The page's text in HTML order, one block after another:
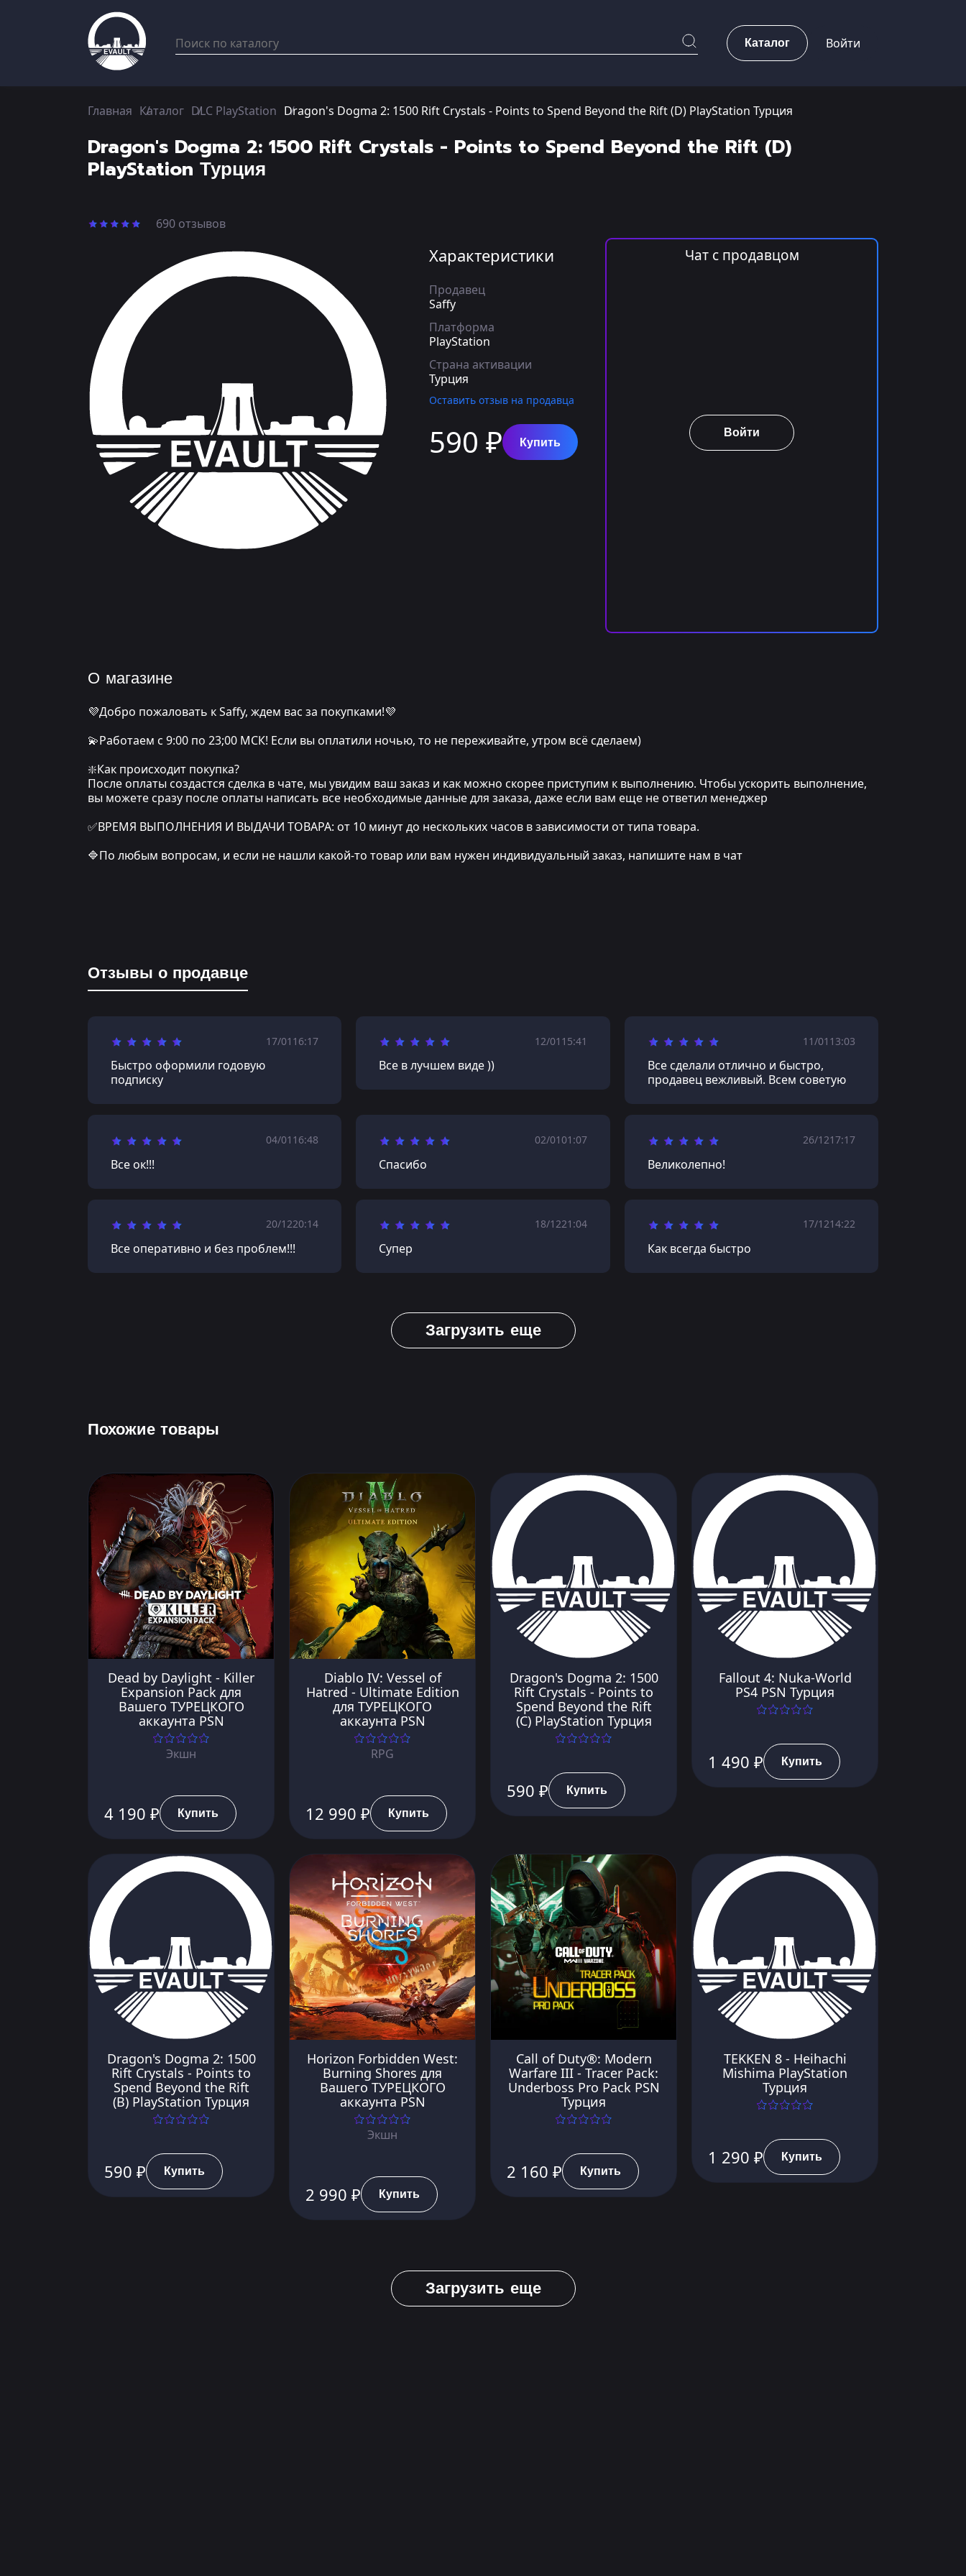
Каталог Войти
Главная Каталог DLC PlayStation Dragon's Dogma 2: 1500 Rift Crystals - Points to Spend Beyond the Rift (D) PlayStation Турция
Dragon's Dogma 2: 1500 Rift Crystals - Points to Spend Beyond the Rift (D)
PlayStation Турция
690 отзывов
Характеристики
Продавец
Saffy
Платформа
PlayStation
Страна активации
Турция
Оставить отзыв на продавца
590 ₽ Купить
Чат с продавцом
Войти
О магазине
💜Добро пожаловать к Saffy, ждем вас за покупками!💜
💫Работаем с 9:00 по 23;00 МСК! Если вы оплатили ночью, то не переживайте, утром всё сделаем)
❇️Как происходит покупка?
После оплаты создастся сделка в чате, мы увидим ваш заказ и как можно скорее приступим к выполнению. Чтобы ускорить выполнение,
вы можете сразу после оплаты написать все необходимые данные для заказа, даже если вам еще не ответил менеджер
✅ВРЕМЯ ВЫПОЛНЕНИЯ И ВЫДАЧИ ТОВАРА: от 10 минут до нескольких часов в зависимости от типа товара.
🔷По любым вопросам, и если не нашли какой-то товар или вам нужен индивидуальный заказ, напишите нам в чат
Отзывы о продавце
17/01 16:17
Быстро оформили годовую
подписку
12/01 15:41
Все в лучшем виде ))
11/01 13:03
Все сделали отлично и быстро,
продавец вежливый. Всем советую
04/01 16:48
Все ок!!!
02/0101:07
Спасибо
26/1217:17
Великолепно!
20/1220:14
Все оперативно и без проблем!!!
18/1221:04
Супер
17/1214:22
Как всегда быстро
Загрузить еще
Похожие товары
Dead by Daylight - Killer
Expansion Pack для
Вашего ТУРЕЦКОГО
аккаунта PSN
Экшн
4 190 ₽ Купить
Diablo IV: Vessel of
Hatred - Ultimate Edition
для ТУРЕЦКОГО
аккаунта PSN
RPG
12 990 ₽ Купить
Dragon's Dogma 2: 1500
Rift Crystals - Points to
Spend Beyond the Rift
(C) PlayStation Турция
590 ₽ Купить
Fallout 4: Nuka-World
PS4 PSN Турция
1 490 ₽ Купить
Dragon's Dogma 2: 1500
Rift Crystals - Points to
Spend Beyond the Rift
(B) PlayStation Турция
590 ₽ Купить
Horizon Forbidden West:
Burning Shores для
Вашего ТУРЕЦКОГО
аккаунта PSN
Экшн
2 990 ₽ Купить
Call of Duty®: Modern
Warfare III - Tracer Pack:
Underboss Pro Pack PSN
Турция
2 160 ₽ Купить
TEKKEN 8 - Heihachi
Mishima PlayStation
Турция
1 290 ₽ Купить
Загрузить еще